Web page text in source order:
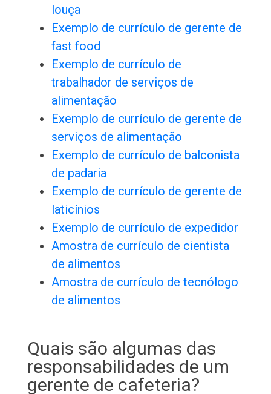
louça
Exemplo de currículo de gerente de
fast food
Exemplo de currículo de
trabalhador de serviços de
alimentação
Exemplo de currículo de gerente de
serviços de alimentação
Exemplo de currículo de balconista
de padaria
Exemplo de currículo de gerente de
laticínios
Exemplo de currículo de expedidor
Amostra de currículo de cientista
de alimentos
Amostra de currículo de tecnólogo
de alimentos
Quais são algumas das
responsabilidades de um
gerente de cafeteria?